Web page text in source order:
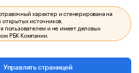
характер и сгенерирована на
источников.
пользователем и не имеет деловых
РБК Компании.
Управлять страницей